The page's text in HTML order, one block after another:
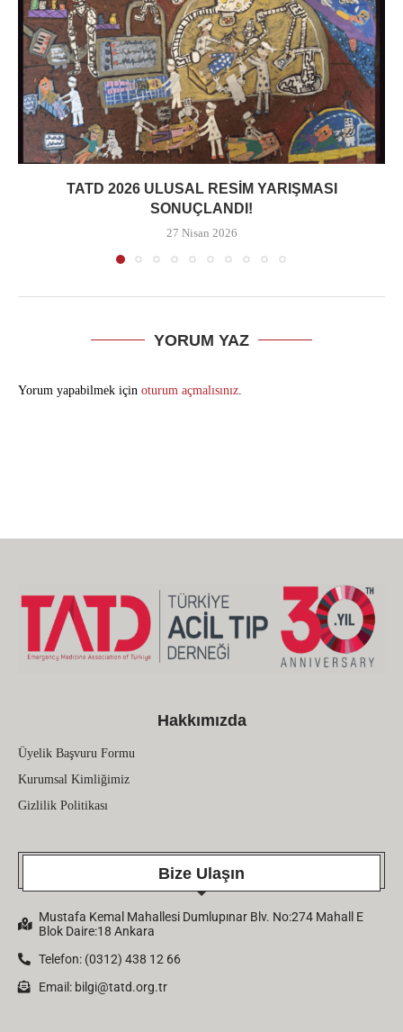
TATD 2026 ULUSAL RESIM YARIŞMASI
SONUÇLANDI!
27 Nisan 2026
YORUM YAZ
Yorum yapabilmek için oturum açmalısınız
Hakkımızda
Üyelik Başvuru Formu
Kurumsal Kimliğimiz
Gizlilik Politikası
Bize Ulaşın
Mustafa Kemal Mahallesi Dumlupınar Blv. No:274 Mahall E
Blok Daire:18 Ankara
Telefon: (0312) 438 12 66
Email: bilgi@tatd.org.tr